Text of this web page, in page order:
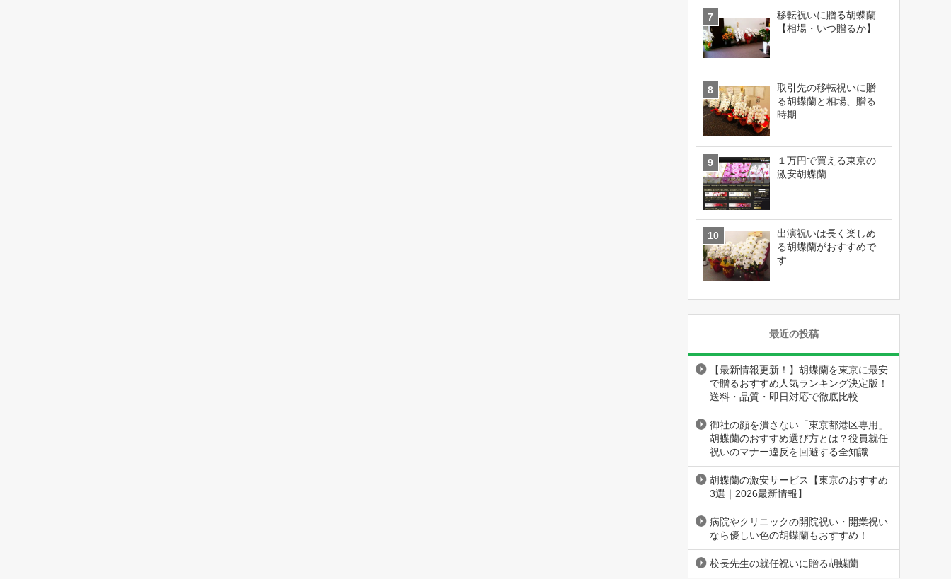
移転祝いに贈る胡蝶蘭
【相場・いつ贈るか】
取引先の移転祝いに贈
る胡蝶蘭と相場、贈る
時期
１万円で買える東京の
激安胡蝶蘭
出演祝いは長く楽しめ
る胡蝶蘭がおすすめで
す
最近の投稿
【最新情報更新！】胡蝶蘭を東京に最安
で贈るおすすめ人気ランキング決定版！
送料・品質・即日対応で徹底比較
御社の顔を潰さない「東京都港区専用」
胡蝶蘭のおすすめ選び方とは？役員就任
祝いのマナー違反を回避する全知識
胡蝶蘭の激安サービス【東京のおすすめ
3選｜2026最新情報】
病院やクリニックの開院祝い・開業祝い
なら優しい色の胡蝶蘭もおすすめ！
校長先生の就任祝いに贈る胡蝶蘭